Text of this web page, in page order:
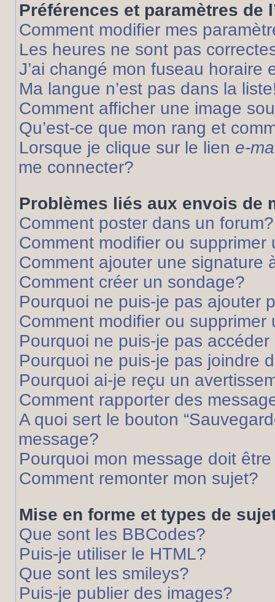
Préférences et paramètres de
Comment modifier mes
Les heures ne sont pas
J’ai changé mon fuseau horaire
Ma langue n’est pas dans la
Comment afficher une image
Qu’est-ce que mon rang et
Lorsque je clique sur le lien e-
me connecter?
Problèmes liés aux envois de
Comment poster dans un forum?
Comment modifier ou supprimer
Comment ajouter une signature
Comment créer un sondage?
Pourquoi ne puis-je pas ajouter
Comment modifier ou supprimer
Pourquoi ne puis-je pas
Pourquoi ne puis-je pas joindre
Pourquoi ai-je reçu un
Comment rapporter des
A quoi sert le bouton
message?
Pourquoi mon message doit
Comment remonter mon sujet?
Mise en forme et types de
Que sont les BBCodes?
Puis-je utiliser le HTML?
Que sont les smileys?
Puis-je publier des images?